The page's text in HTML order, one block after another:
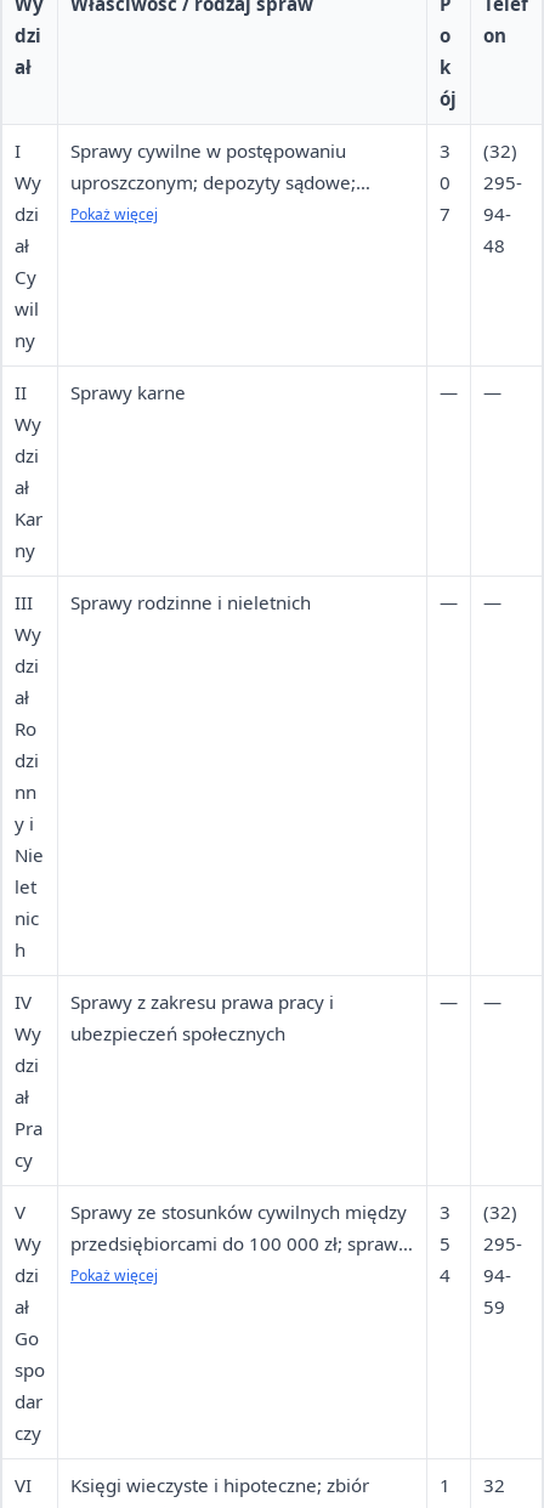
dzi
ał
o
k
ój
on
I
Wy
dzi
ał
Cy
wil
ny
Sprawy cywilne w postępowaniu
uproszczonym; depozyty sądowe;
przepadek rzeczy; roszczenia z umów
Pokaż więcej
3
0
7
(32)
295-
94-
48
II
Wy
dzi
ał
Kar
ny
Sprawy karne — —
III
Wy
dzi
ał
Ro
dzi
nn
y i
Nie
let
nic
h
Sprawy rodzinne i nieletnich — —
IV
Wy
dzi
ał
Pra
cy
Sprawy z zakresu prawa pracy i
ubezpieczeń społecznych
— —
V
Wy
dzi
ał
Go
spo
dar
czy
Sprawy ze stosunków cywilnych między
przedsiębiorcami do 100 000 zł; sprawy
gospodarcze (nakazowe, upominawcze);
Pokaż więcej
3
5
4
(32)
295-
94-
59
VI
Księgi wieczyste i hipoteczne; zbiór
1
32